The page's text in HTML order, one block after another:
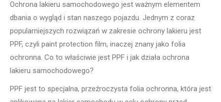
Ochrona lakieru samochodowego jest ważnym elementem
dbania o wygląd i stan naszego pojazdu. Jednym z coraz
popularniejszych rozwiązań w zakresie ochrony lakieru jest
PPF, czyli paint protection film, inaczej znany jako folia
ochronna. Co to właściwie jest PPF i jak działa ochrona
lakieru samochodowego?
PPF jest to specjalna, przeźroczysta folia ochronna, która jest